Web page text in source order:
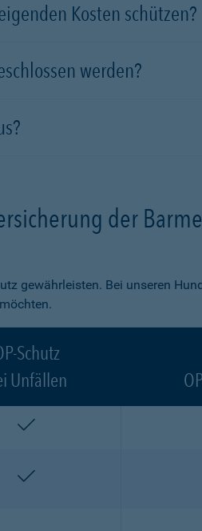
Kosten schützen?
werden?
der
gewährleisten. Bei unseren
Schutz
Unfällen
enthalten
enthalten